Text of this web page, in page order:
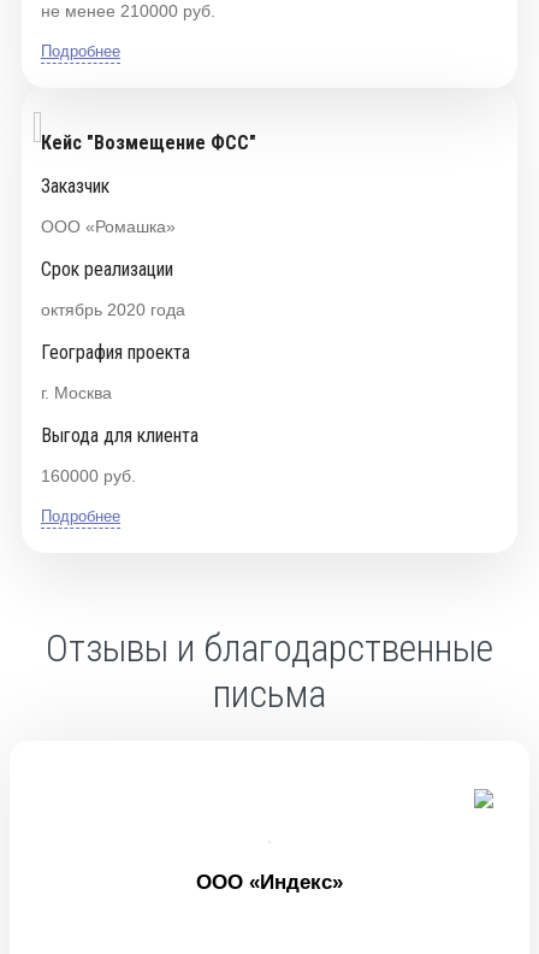
не менее 210000 руб.
Подробнее
Кейс "Возмещение ФСС"
Заказчик
ООО «Ромашка»
Срок реализации
октябрь 2020 года
География проекта
г. Москва
Выгода для клиента
160000 руб.
Подробнее
Отзывы и благодарственные
письма
ООО «Индекс»